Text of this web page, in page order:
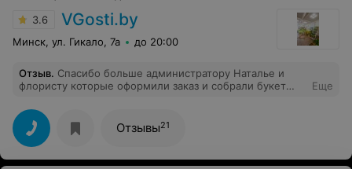
3.6 VGosti.by
Минск, ул. Гикало, 7а до 20:00
Отзыв. Спасибо больше администратору Наталье и
флористу которые оформили заказ и собрали букет
таким как хотелось, розочки свежие срезанные
фактически перед мероприятием(в четверг вечером
оформила заказ, в пятницу подъехали заключили
договор и оговорили детали, увидели свежесрезанные
цветы, в субботу букет был собран к 9 утра). Спасибо
Еще
Отзывы21